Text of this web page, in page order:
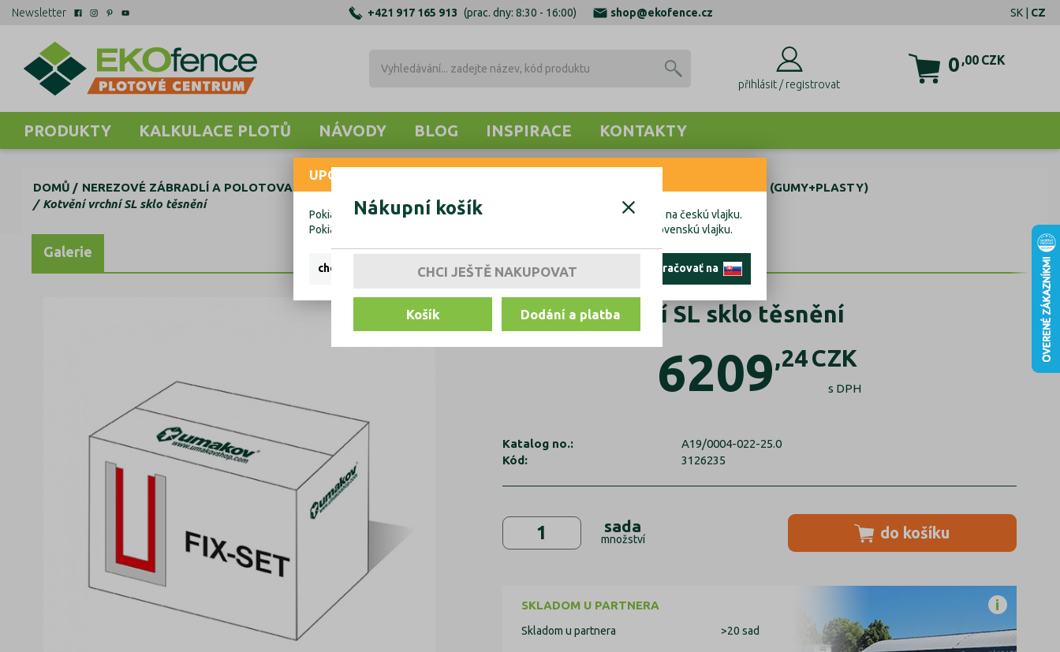
Newsletter +421 917 165 913 (prac. dny: 8:30 - 16:00) shop@ekofence.cz SK | CZ
přihlásit / registrovat
0 ,00 CZK
PRODUKTY KALKULACE PLOTŮ NÁVODY BLOG INSPIRACE KONTAKTY
Nákupní košík
CHCI JEŠTĚ NAKUPOVAT
Košík Dodání a platba
DOMŮ NEREZOVÉ ZÁBRADLÍ A POLOTOVARY
KOTVENÍ SKLA SETY (GUMY+PLASTY)
Kotvění vrchní SL sklo těsnění
Galerie
Kotvění vrchní SL sklo těsnění
6209,24CZK
s DPH
Katalog no.:
A19/0004-022-25.0
Kód:
3126235
sada
množství do košíku
SKLADOM U PARTNERA
Skladom u partnera >20 sad
UPOZORNENIE
Pokiaľ chcete uskutočniť objednávku do Českej republiky, kliknite prosím na českú vlajku.
Pokiaľ chcete uskutočniť objednávku na Slovensko, kliknite prosím na slovenskú vlajku.
chcem ostať tu pokračovať na